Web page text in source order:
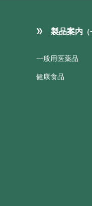
製品案内
一般用医薬品
健康食品